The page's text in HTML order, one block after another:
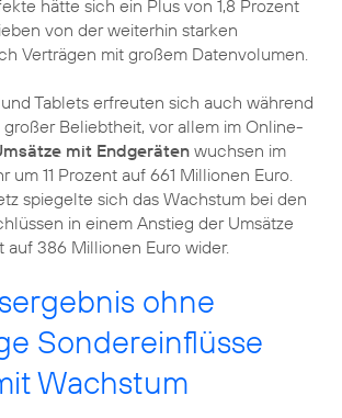
hätte sich ein Plus von 1,8 Prozent
von der weiterhin starken
Verträgen mit großem Datenvolumen.
Tablets erfreuten sich auch während
großer Beliebtheit, vor allem im Online-
mit Endgeräten wuchsen im
um 11 Prozent auf 661 Millionen Euro.
spiegelte sich das Wachstum bei den
in einem Anstieg der Umsätze
auf 386 Millionen Euro wider.
ohne
Sondereinflüsse
Wachstum